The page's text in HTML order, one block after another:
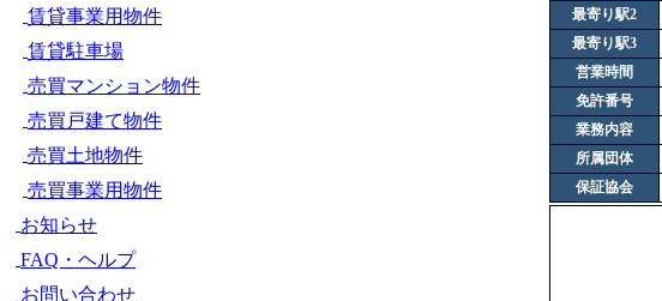
賃貸事業用物件
賃貸駐車場
売買マンション物件
売買戸建て物件
売買土地物件
売買事業用物件
お知らせ
FAQ・ヘルプ
お問い合わせ
最寄り駅2
最寄り駅3
営業時間
免許番号
業務内容
所属団体
保証協会